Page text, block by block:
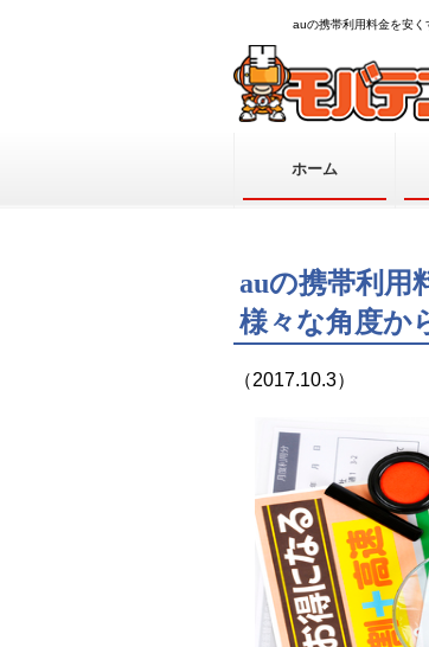
auの携帯利用料金を安く
ホーム
auの携帯利用
様々な角度か
（2017.10.3）